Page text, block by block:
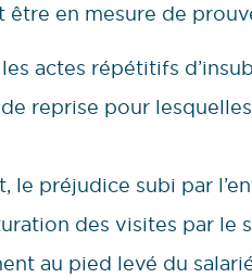
être en mesure de
les actes répétitifs
reprise pour
le préjudice subi par
des visites par le
au pied levé du